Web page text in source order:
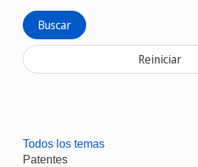
Buscar
Reiniciar
Todos los temas
Patentes